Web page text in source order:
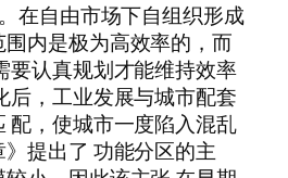
在自由市场下自组织形成
内是极为高效率的，而
要认真规划才能维持效率
后，工业发展与城市配套
配，使城市一度陷入混乱
提出了 功能分区的主